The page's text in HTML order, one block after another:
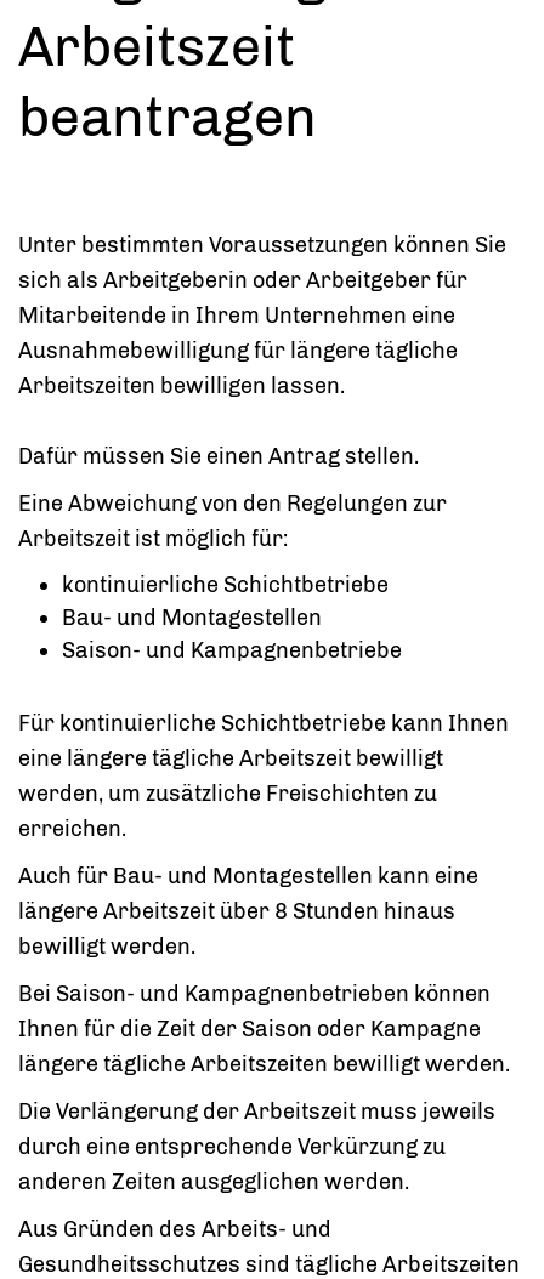
Arbeitszeit
beantragen
Unter bestimmten Voraussetzungen können Sie
sich als Arbeitgeberin oder Arbeitgeber für
Mitarbeitende in Ihrem Unternehmen eine
Ausnahmebewilligung für längere tägliche
Arbeitszeiten bewilligen lassen.
Dafür müssen Sie einen Antrag stellen.
Eine Abweichung von den Regelungen zur
Arbeitszeit ist möglich für:
kontinuierliche Schichtbetriebe
Bau- und Montagestellen
Saison- und Kampagnenbetriebe
Für kontinuierliche Schichtbetriebe kann Ihnen
eine längere tägliche Arbeitszeit bewilligt
werden, um zusätzliche Freischichten zu
erreichen.
Auch für Bau- und Montagestellen kann eine
längere Arbeitszeit über 8 Stunden hinaus
bewilligt werden.
Bei Saison- und Kampagnenbetrieben können
Ihnen für die Zeit der Saison oder Kampagne
längere tägliche Arbeitszeiten bewilligt werden.
Die Verlängerung der Arbeitszeit muss jeweils
durch eine entsprechende Verkürzung zu
anderen Zeiten ausgeglichen werden.
Aus Gründen des Arbeits- und
Gesundheitsschutzes sind tägliche Arbeitszeiten